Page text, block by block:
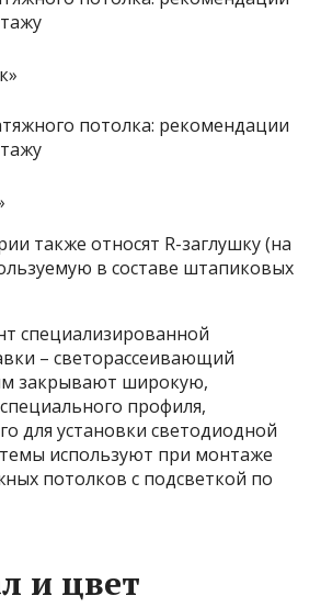
также относят R-заглушку (на
в составе штапиковых
специализированной
– светорассеивающий
закрывают широкую,
профиля,
для установки светодиодной
используют при монтаже
потолков с подсветкой по
и цвет